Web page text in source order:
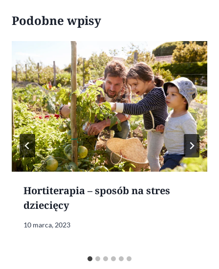
Podobne wpisy
Hortiterapia – sposób na stres
dziecięcy
10 marca, 2023